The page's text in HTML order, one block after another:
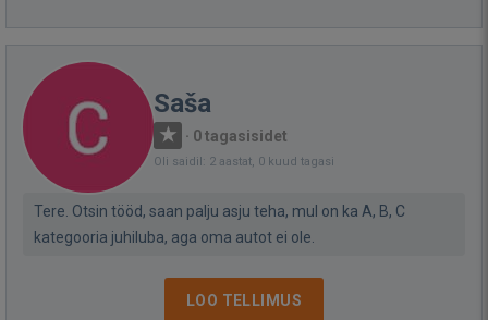
Saša
· 0 tagasisidet
Oli saidil: 2 aastat, 0 kuud tagasi
Tere. Otsin tööd, saan palju asju teha, mul on ka A, B, C
kategooria juhiluba, aga oma autot ei ole.
LOO TELLIMUS